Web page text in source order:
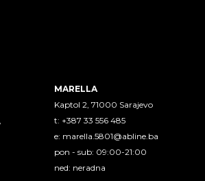
MARELLA
Kaptol 2, 71000 Sarajevo
t: +387 33 556 485
e: marella.5801@abline.ba
pon - sub: 09:00-21:00
ned: neradna